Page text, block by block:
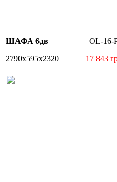
ШАФА 6дв OL-16-
2790х595х2320 17 843